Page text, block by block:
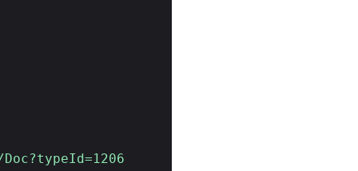
Doc?typeId=1206